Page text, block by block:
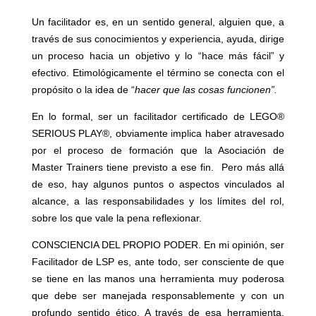
Un facilitador es, en un sentido general, alguien que, a
través de sus conocimientos y experiencia, ayuda, dirige
un proceso hacia un objetivo y lo “hace más fácil” y
efectivo. Etimológicamente el término se conecta con el
propósito o la idea de “hacer que las cosas funcionen”.
En lo formal, ser un facilitador certificado de LEGO®
SERIOUS PLAY®, obviamente implica haber atravesado
por el proceso de formación que la Asociación de
Master Trainers tiene previsto a ese fin. Pero más allá
de eso, hay algunos puntos o aspectos vinculados al
alcance, a las responsabilidades y los límites del rol,
sobre los que vale la pena reflexionar.
CONSCIENCIA DEL PROPIO PODER. En mi opinión, ser
Facilitador de LSP es, ante todo, ser consciente de que
se tiene en las manos una herramienta muy poderosa
que debe ser manejada responsablemente y con un
profundo sentido ético. A través de esa herramienta,